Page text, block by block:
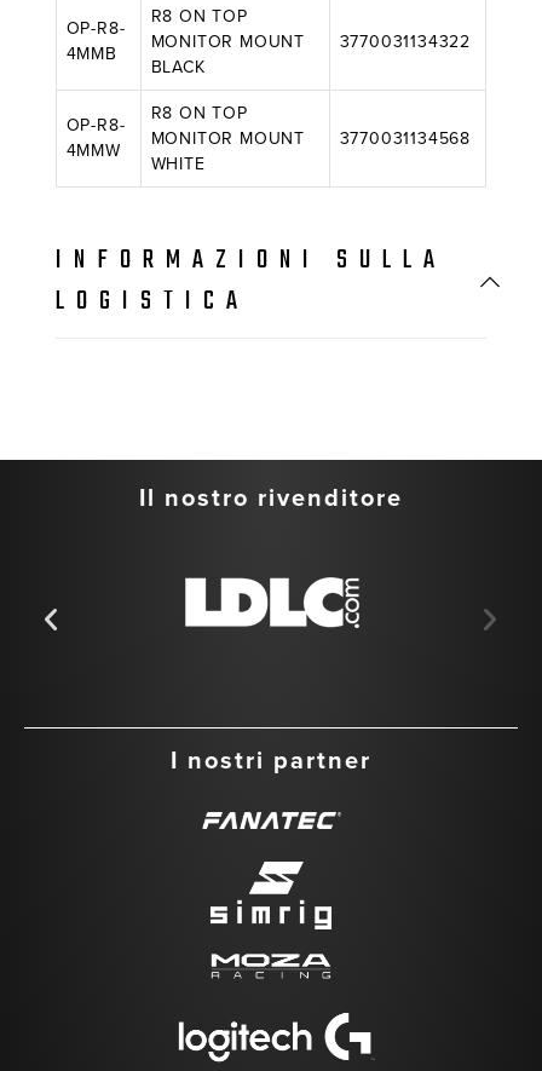
OP-R8-
4MMB
R8 ON TOP
MONITOR MOUNT
BLACK
3770031134322
OP-R8-
4MMW
R8 ON TOP
MONITOR MOUNT
WHITE
3770031134568
INFORMAZIONI SULLA
LOGISTICA
Il nostro rivenditore
I nostri partner